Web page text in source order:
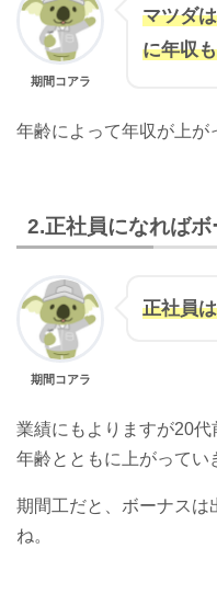
期間コアラ
マツダ
に年収
年齢によって年収が上が
2.正社員になれば
期間コアラ
正社員
業績にもよりますが20代
年齢とともに上がってい
期間工だと、ボーナスは
ね。